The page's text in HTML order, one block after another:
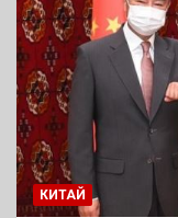
КИТАЙ